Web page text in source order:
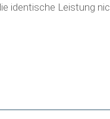
identische Leistung